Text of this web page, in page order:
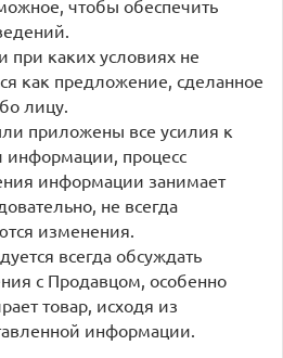
чтобы обеспечить
каких условиях не
как предложение, сделанное
лицу.
приложены все усилия к
информации, процесс
информации занимает
не всегда
изменения.
всегда обсуждать
с Продавцом, особенно
товар, исходя из
информации.